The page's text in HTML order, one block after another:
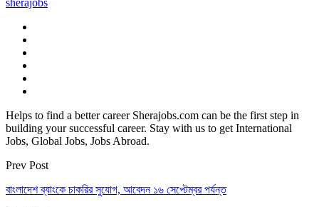
sherajobs
Helps to find a better career Sherajobs.com can be the first step in
building your successful career. Stay with us to get International
Jobs, Global Jobs, Jobs Abroad.
Prev Post
বাংলাদেশ ব্যাংকে চাকরির সুযোগ, আবেদন ১৬ সেপ্টেম্বর পর্যন্ত